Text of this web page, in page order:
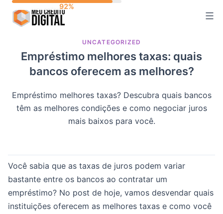
UNCATEGORIZED
Empréstimo melhores taxas: quais
bancos oferecem as melhores?
Empréstimo melhores taxas? Descubra quais bancos
têm as melhores condições e como negociar juros
mais baixos para você.
Você sabia que as taxas de juros podem variar
bastante entre os bancos ao contratar um
empréstimo? No post de hoje, vamos desvendar quais
instituições oferecem as melhores taxas e como você